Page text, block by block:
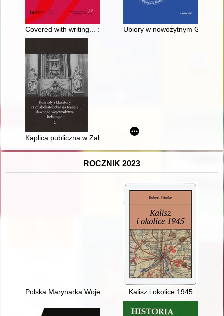
Covered with writing... : products on a paper base from the
Ubiory w nowożytnym
Kaplica publiczna w Zaborzu
ROCZNIK 2023
Polska Marynarka Wojenna 1939-1947 : Lubin, Park Leśny,
Kalisz i okolice 1945